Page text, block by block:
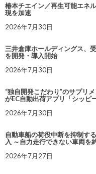
椿本チエイン／再生可能エネ
現を加速
2026年7月30日
三井倉庫ホールディングス、
を開発・導入開始
2026年7月30日
“独自開発こだわり”のサプリ
がEC自動出荷アプリ「シッピ
2026年7月30日
自動車船の荷役中断を抑制す
入 ～自力走行できない車両を
2026年7月27日